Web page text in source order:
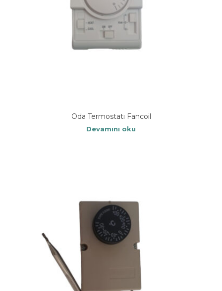
Oda Termostatı Fancoil
Devamını oku